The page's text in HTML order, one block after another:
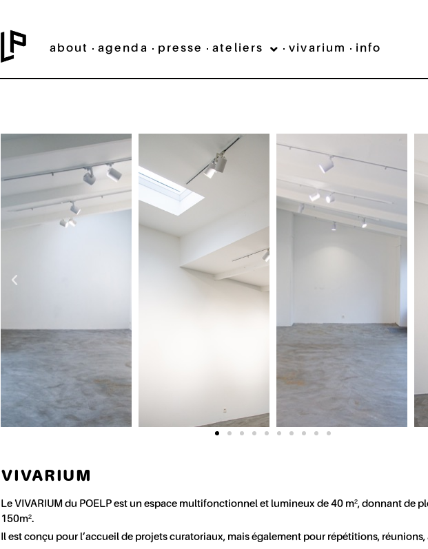
about agenda presse ateliers vivarium info
VIVARIUM
Le VIVARIUM du POELP est un espace multifonctionnel et lumineux de 40 m², donnant de
150m².
Il est conçu pour l’accueil de projets curatoriaux, mais également pour répétitions, réunions,